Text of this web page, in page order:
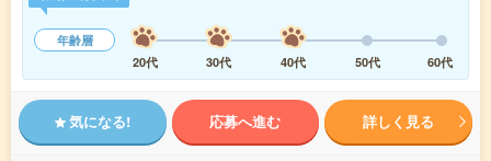
年齢層
20代
30代 40代 50代 60代
気になる! 応募へ進む 詳しく見る